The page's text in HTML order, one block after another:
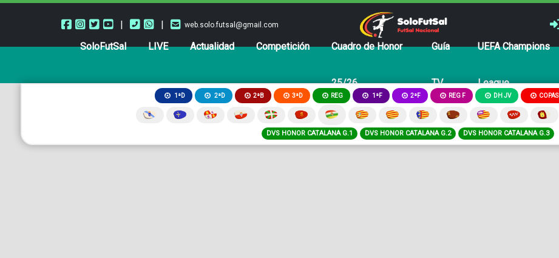
| | web.solo.futsal@gmail.com
SoloFutSal LIVE Actualidad Competición Cuadro de Honor
25/26
Guía
TV
UEFA Champions
League
1ªD 2ªD 2ªB 3ªD REG 1ªF 2ªF REG F DH JV COPAS
DVS HONOR CATALANA G.1 DVS HONOR CATALANA G.2 DVS HONOR CATALANA G.3